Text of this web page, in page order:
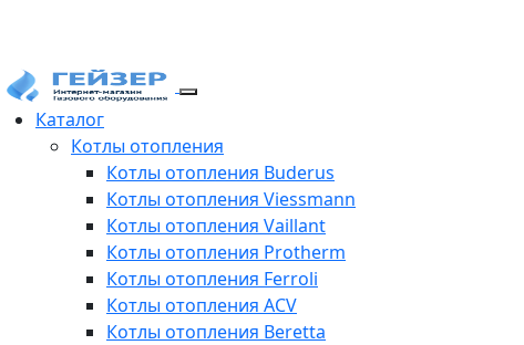
Каталог
Котлы отопления
Котлы отопления Buderus
Котлы отопления Viessmann
Котлы отопления Vaillant
Котлы отопления Protherm
Котлы отопления Ferroli
Котлы отопления ACV
Котлы отопления Beretta